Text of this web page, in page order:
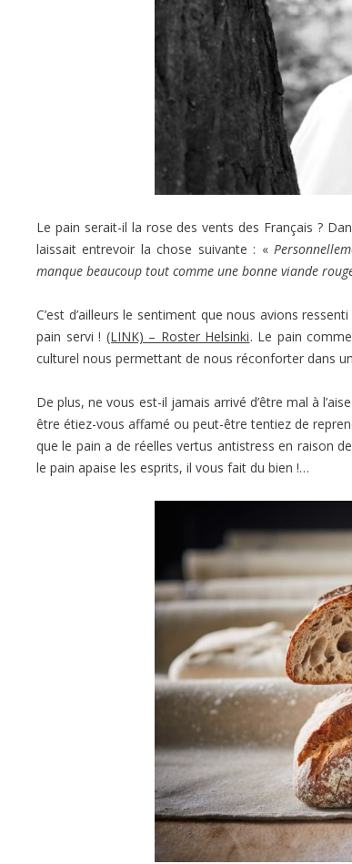
Le pain serait-il la rose des vents des Français ?
laissait entrevoir la chose suivante : «
manque beaucoup tout comme une bonne viande
C’est d’ailleurs le sentiment que nous avions
pain servi ! (LINK) – Roster Helsinki. Le pain
culturel nous permettant de nous réconforter dans
De plus, ne vous est-il jamais arrivé d’être mal à
être étiez-vous affamé ou peut-être tentiez de
que le pain a de réelles vertus antistress en raison
le pain apaise les esprits, il vous fait du bien !…